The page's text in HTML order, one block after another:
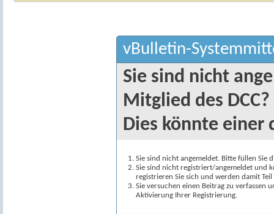
vBulletin-
Sie sind nicht
Mitglied des DCC?
Dies könnte einer
Sie sind nicht angemeldet. Bitte füllen Sie
Sie sind nicht registriert/angemeldet und
registrieren Sie sich und werden damit
Sie versuchen einen Beitrag zu verfassen
Aktivierung Ihrer Registrierung.